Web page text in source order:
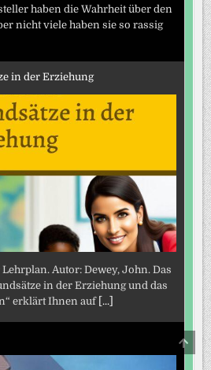
haben die Wahrheit über den
nicht viele haben sie so rassig
in der Erziehung
Autor: Dewey, John. Das
in der Erziehung und das
erklärt Ihnen auf [...]
TO
TOP